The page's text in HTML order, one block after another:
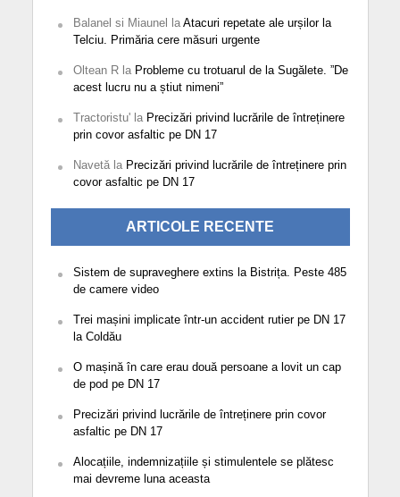
Balanel si Miaunel la Atacuri repetate ale urșilor la
Telciu. Primăria cere măsuri urgente
Oltean Rla Probleme cu trotuarul de la Sugălete. ”De
acest lucru nu a știut nimeni”
Tractoristu'la Precizări privind lucrările de întreținere
prin covor asfaltic pe DN 17
Navetăla Precizări privind lucrările de întreținere prin
covor asfaltic pe DN 17
ARTICOLE RECENTE
Sistem de supraveghere extins la Bistrița. Peste 485
de camere video
Trei mașini implicate într-un accident rutier pe DN 17
la Coldău
O mașină în care erau două persoane a lovit un cap
de pod pe DN 17
Precizări privind lucrările de întreținere prin covor
asfaltic pe DN 17
Alocațiile, indemnizațiile și stimulentele se plătesc
mai devreme luna aceasta